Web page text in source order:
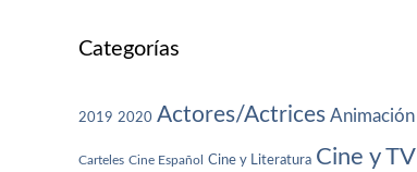
Categorías
2019 2020 Actores/Actrices Animación
Carteles Cine Español Cine y Literatura Cine y TV